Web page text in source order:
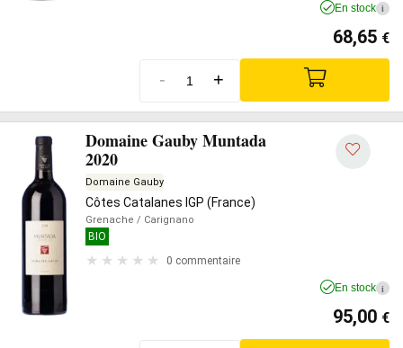
En stock i
68,65 €
- +
Domaine Gauby Muntada
2020
Domaine Gauby
Côtes Catalanes IGP (France)
Grenache / Carignano
BIO
0 commentaire
En stock i
95,00 €